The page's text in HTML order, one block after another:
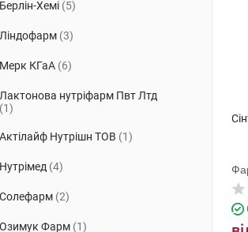
Берлін-Хемі (5)
Ліндофарм (3)
Мерк КГаА (6)
Лактонова нутріфарм Пвт Лтд
(1)
Актілайф Нутрішн ТОВ (1)
Нутрімед (4)
Солефарм (2)
Озимук Фарм (1)